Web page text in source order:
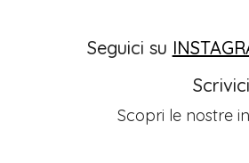
Seguici su
Scopri le nostre